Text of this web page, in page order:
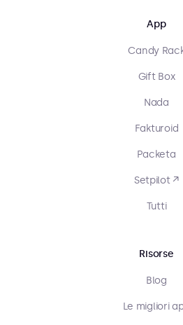
App
Candy
Gift Box
Nada
Fakturoid
Packeta
Setpilot ↗
Tutti
Risorse
Blog
Le migliori